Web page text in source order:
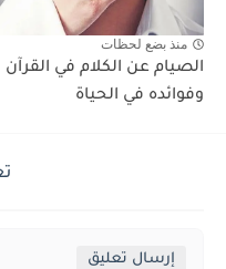
منذ بضع لحظات
الصيام عن الكلام في القرآن
وفوائده في الحياة
إرسال تعليق